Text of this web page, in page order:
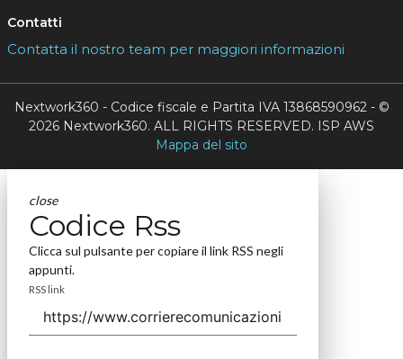
Contatti
Contatta il nostro team per maggiori informazioni
Nextwork360 - Codice fiscale e Partita IVA 13868590962 - ©
2026 Nextwork360. ALL RIGHTS RESERVED. ISP AWS
Mappa del sito
close
Codice Rss
Clicca sul pulsante per copiare il link RSS negli
appunti.
RSS link